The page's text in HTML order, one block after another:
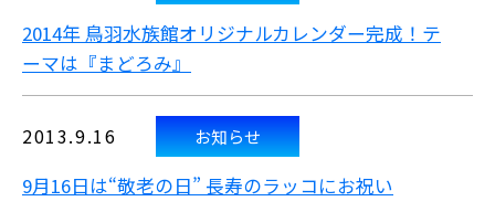
2014年 鳥羽水族館オリジナルカレンダー完成！ テ
ーマは『まどろみ』
2013.9.16 お知らせ
9月16日は“敬老の日” 長寿のラッコにお祝い